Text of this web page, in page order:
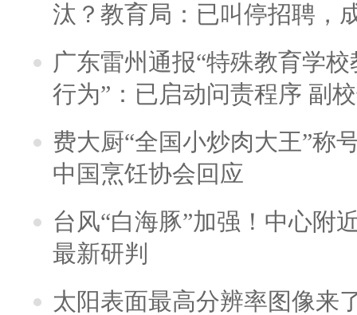
汰？教育局：已叫停招聘，
广东雷州通报“特殊教育学
行为”：已启动问责程序 副
费大厨“全国小炒肉大王”称
中国烹饪协会回应
台风“白海豚”加强！中心附
最新研判
太阳表面最高分辨率图像来